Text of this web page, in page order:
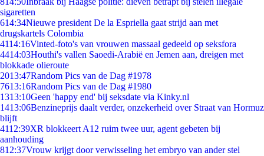
sigaretten
614:34Nieuwe president De la Espriella gaat strijd aan met
drugskartels Colombia
4114:16Vinted-foto's van vrouwen massaal gedeeld op seksfora
4414:03Houthi's vallen Saoedi-Arabië en Jemen aan, dreigen met
blokkade olieroute
2013:47Random Pics van de Dag #1978
7613:16Random Pics van de Dag #1980
1313:10Geen 'happy end' bij seksdate via Kinky.nl
1413:06Benzineprijs daalt verder, onzekerheid over Straat van Hormuz
blijft
4112:39XR blokkeert A12 ruim twee uur, agent gebeten bij
aanhouding
812:37Vrouw krijgt door verwisseling het embryo van ander stel